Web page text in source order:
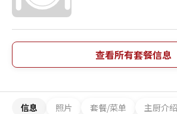
查看所有套餐信息
信息 照片 套餐/菜单 主厨介绍